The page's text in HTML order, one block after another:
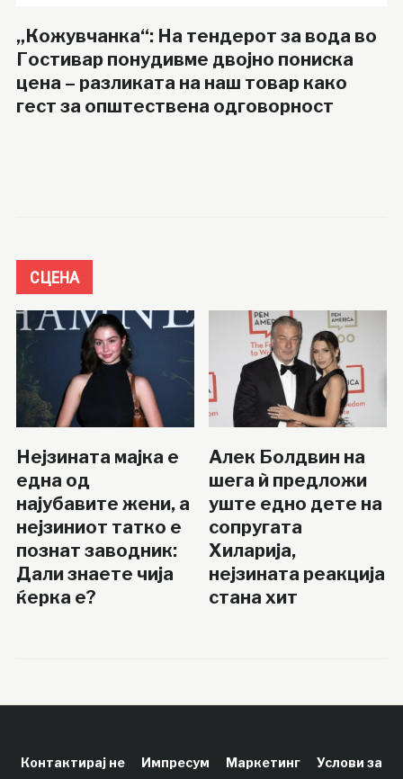
„Кожувчанка“: На тендерот за вода во
Гостивар понудивме двојно пониска
цена – разликата на наш товар како
гест за општествена одговорност
СЦЕНА
Нејзината мајка е
една од
најубавите жени, а
нејзиниот татко е
познат заводник:
Дали знаете чија
ќерка е?
Алек Болдвин на
шега ѝ предложи
уште едно дете на
сопругата
Хиларија,
нејзината реакција
стана хит
Контактирај не Импресум Маркетинг Услови за